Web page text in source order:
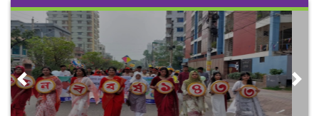
Skip
content
Previous